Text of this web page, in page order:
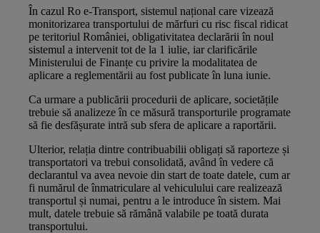
În cazul Ro e-Transport, sistemul național care vizează
monitorizarea transportului de mărfuri cu risc fiscal ridicat
pe teritoriul României, obligativitatea declarării în noul
sistemul a intervenit tot de la 1 iulie, iar clarificările
Ministerului de Finanțe cu privire la modalitatea de
aplicare a reglementării au fost publicate în luna iunie.
Ca urmare a publicării procedurii de aplicare, societățile
trebuie să analizeze în ce măsură transporturile programate
să fie desfășurate intră sub sfera de aplicare a raportării.
Ulterior, relația dintre contribuabilii obligați să raporteze și
transportatori va trebui consolidată, având în vedere că
declarantul va avea nevoie din start de toate datele, cum ar
fi numărul de înmatriculare al vehiculului care realizează
transportul și numai, pentru a le introduce în sistem. Mai
mult, datele trebuie să rămână valabile pe toată durata
transportului.